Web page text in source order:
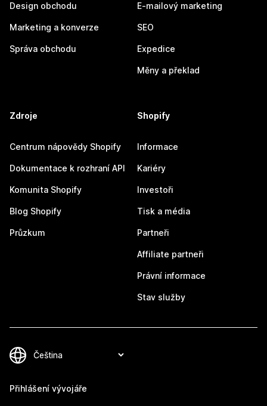
Design obchodu
Marketing a konverze
Správa obchodu
E-mailový marketing
SEO
Expedice
Měny a překlad
Zdroje
Centrum nápovědy Shopify
Dokumentace k rozhraní API
Komunita Shopify
Blog Shopify
Průzkum
Shopify
Informace
Kariéry
Investoři
Tisk a média
Partneři
Affiliate partneři
Právní informace
Stav služby
Přihlášení vývojáře